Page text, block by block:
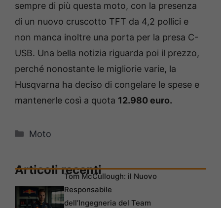
sempre di più questa moto, con la presenza
di un nuovo cruscotto TFT da 4,2 pollici e
non manca inoltre una porta per la presa C-
USB. Una bella notizia riguarda poi il prezzo,
perché nonostante le migliorie varie, la
Husqvarna ha deciso di congelare le spese e
mantenerle così a quota 12.980 euro.
Categorie
Moto
Articoli recentiTom McCullough: il Nuovo
Responsabile
dell’Ingegneria del Team